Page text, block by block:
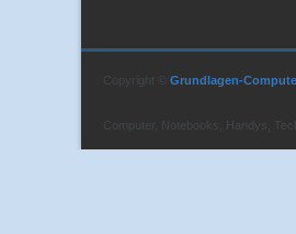
Copyright © Grundlagen-
Computer, Notebooks, Handys,